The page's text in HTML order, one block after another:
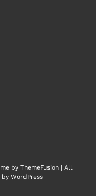
by ThemeFusion| All
by WordPress